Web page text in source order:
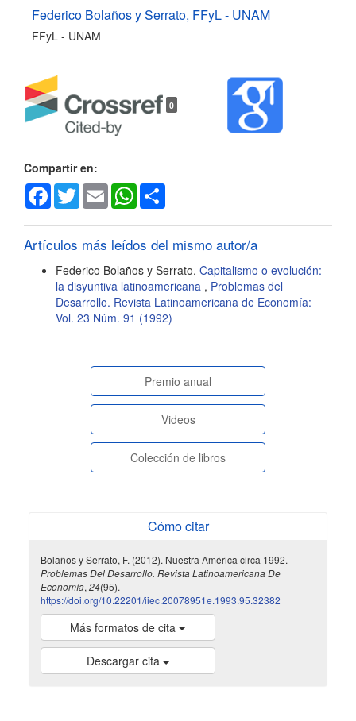
del
artículo
Federico Bolaños y Serrato, FFyL - UNAM
FFyL - UNAM
0
Compartir en:
Facebook
Twitter Email WhatsApp
Artículos más leídos del mismo autor/a
Federico Bolaños y Serrato, Capitalismo o evolución:
la disyuntiva latinoamericana , Problemas del
Desarrollo. Revista Latinoamericana de Economía:
Vol. 23 Núm. 91 (1992)
paginasespeciales
Premio anual
Videos
Colección de libros
Cómo citar
Bolaños y Serrato, F. (2012). Nuestra América circa 1992.
Problemas Del Desarrollo. Revista Latinoamericana De
Economía, 24(95).
https://doi.org/10.22201/iiec.20078951e.1993.95.32382
Más formatos de cita
Descargar cita